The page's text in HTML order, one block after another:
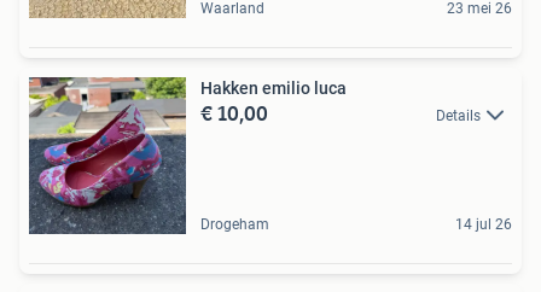
Waarland 23 mei 26
Hakken emilio luca
€ 10,00 Details
Drogeham 14 jul 26